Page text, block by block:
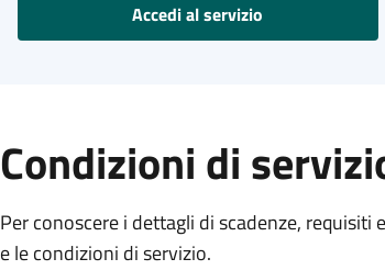
Accedi al servizio
Condizioni di
Per conoscere i dettagli di scadenze,
e le condizioni di servizio.